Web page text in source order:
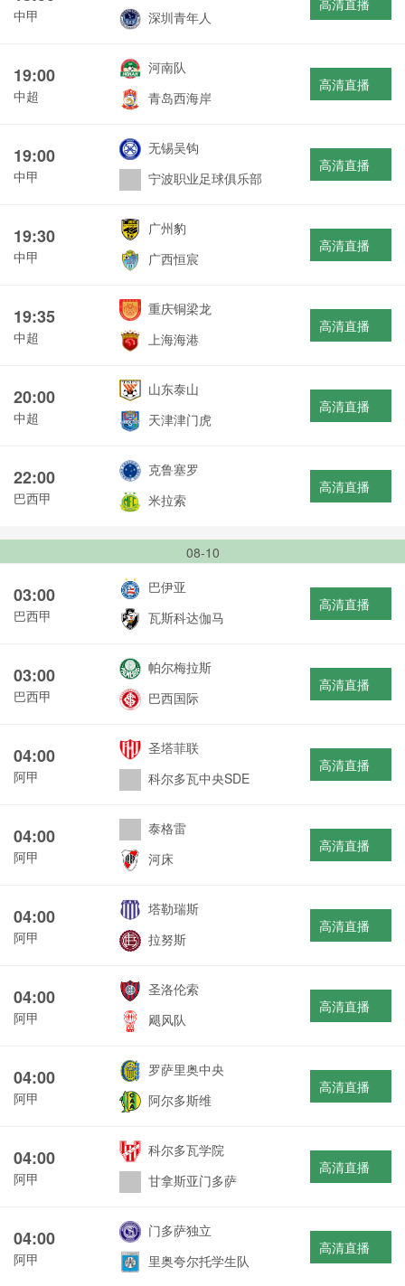
中甲
深圳青年人
高清直播
19:00
中超
河南队
青岛西海岸
高清直播
19:00
中甲
无锡吴钩
宁波职业足球俱乐部
高清直播
19:30
中甲
广州豹
广西恒宸
高清直播
19:35
中超
重庆铜梁龙
上海海港
高清直播
20:00
中超
山东泰山
天津津门虎
高清直播
22:00
巴西甲
克鲁塞罗
米拉索
高清直播
08-10
03:00
巴西甲
巴伊亚
瓦斯科达伽马
高清直播
03:00
巴西甲
帕尔梅拉斯
巴西国际
高清直播
04:00
阿甲
圣塔菲联
科尔多瓦中央SDE
高清直播
04:00
阿甲
泰格雷
河床
高清直播
04:00
阿甲
塔勒瑞斯
拉努斯
高清直播
04:00
阿甲
圣洛伦索
飓风队
高清直播
04:00
阿甲
罗萨里奥中央
阿尔多斯维
高清直播
04:00
阿甲
科尔多瓦学院
甘拿斯亚门多萨
高清直播
04:00
阿甲
门多萨独立
里奥夸尔托学生队
高清直播